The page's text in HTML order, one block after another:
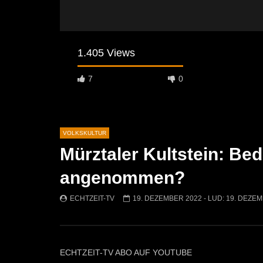
1.405 Views
7 0
Später Ansehen
02:04
Osterfeuer St. Michael 2026: Tradition
kehrt auf die Jöchlingerwiese zurück
07:42
VOLKSKULTUR
Mürztaler Kultstein:
angenommen?
ECHTZEIT-TV 19. DEZEMBER 2022 - LUD: 19.
ECHTZEIT-TV ABO AUF YOUTUBE